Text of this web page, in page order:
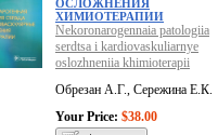
ОСЛОЖНЕНИЯ
ХИМИОТЕРАПИИ
Nekoronarogennaia patologiia
serdtsa i kardiovaskuliarnye
oslozhneniia khimioterapii
Обрезан А.Г., Сережина Е.К.
Your Price: $38.00